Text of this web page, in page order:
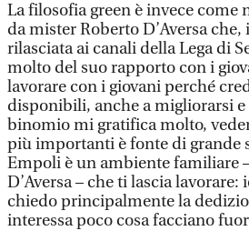
La filosofia green è invece come
da mister Roberto D’Aversa
rilasciata ai canali della Lega di
molto del suo rapporto con i
lavorare con i giovani perché
disponibili, anche a migliorarsi e
binomio mi gratifica molto,
più importanti è fonte di grande
Empoli è un ambiente familiare
D’Aversa – che ti lascia lavorare:
chiedo principalmente la
interessa poco cosa facciano